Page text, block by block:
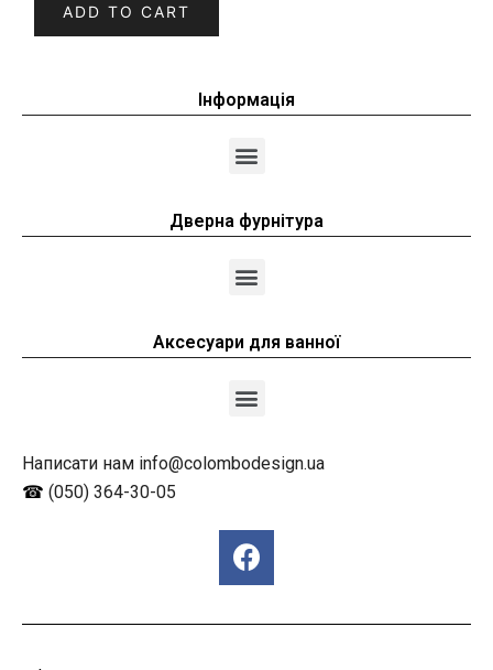
ADD TO CART
Інформація
Дверна фурнітура
Аксесуари для ванної
Написати нам info@colombodesign.ua
☎ (050) 364-30-05